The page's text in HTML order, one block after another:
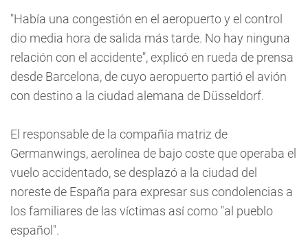
"Había una congestión en el aeropuerto y el control
dio media hora de salida más tarde. No hay ninguna
relación con el accidente", explicó en rueda de prensa
desde Barcelona, de cuyo aeropuerto partió el avión
con destino a la ciudad alemana de Düsseldorf.
El responsable de la compañía matriz de
Germanwings, aerolínea de bajo coste que operaba el
vuelo accidentado, se desplazó a la ciudad del
noreste de España para expresar sus condolencias a
los familiares de las víctimas así como "al pueblo
español".